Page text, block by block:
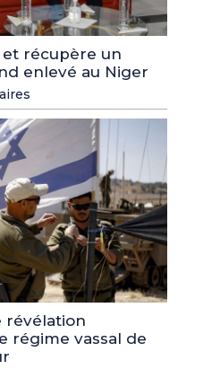
et récupère un
enlevé au Niger
révélation
régime vassal de